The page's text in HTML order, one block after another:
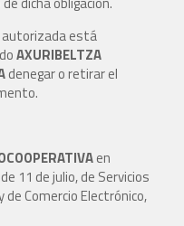
autorizada está
AXURIBELTZA
denegar o retirar el
en
11 de julio, de Servicios
de Comercio Electrónico,